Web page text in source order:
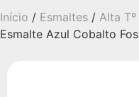
Início / Esmaltes / Alta
Esmalte Azul Cobalto